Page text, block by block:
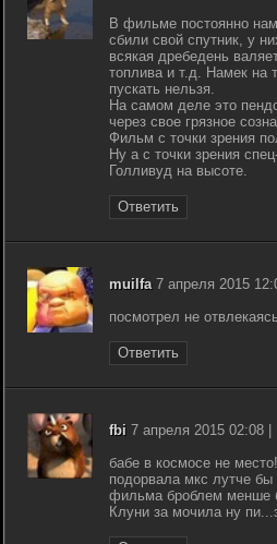
В фильме постоянно
сбили свой спутник, у
всякая дребедень
топлива и т.д. Намек на
пускать нельзя.
На самом деле это
через свое грязное
Фильм с точки зрения
Ну а с точки зрения
Голливуд на высоте.
Ответить
muilfa7 апреля 2015
посмотрел не
Ответить
fbi 7 апреля 2015 02:08
бабе в космосе не
подорвала мкс лутче
фильма броблем менше
Клуни за мочила ну